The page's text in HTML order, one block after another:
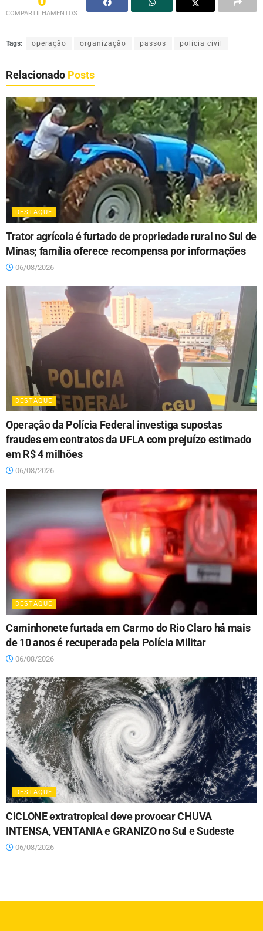
COMPARTILHAMENTOS
Tags: operação organização passos policia civil
Relacionado Posts
DESTAQUE
Trator agrícola é furtado de propriedade rural no Sul de
Minas; família oferece recompensa por informações
06/08/2026
DESTAQUE
Operação da Polícia Federal investiga supostas
fraudes em contratos da UFLA com prejuízo estimado
em R$ 4 milhões
06/08/2026
DESTAQUE
Caminhonete furtada em Carmo do Rio Claro há mais
de 10 anos é recuperada pela Polícia Militar
06/08/2026
DESTAQUE
CICLONE extratropical deve provocar CHUVA
INTENSA, VENTANIA e GRANIZO no Sul e Sudeste
06/08/2026